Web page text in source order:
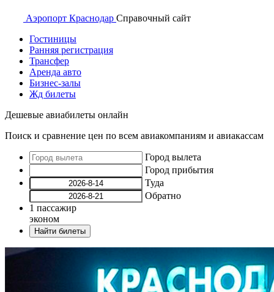
Аэропорт Краснодар Справочный сайт
Гостиницы
Ранняя регистрация
Трансфер
Аренда авто
Бизнес-залы
Жд билеты
Дешевые авиабилеты онлайн
Поиск и сравнение цен по всем авиакомпаниям и авиакассам
Город вылета
Город прибытия
Туда
Обратно
1 пассажир
эконом
Найти билеты